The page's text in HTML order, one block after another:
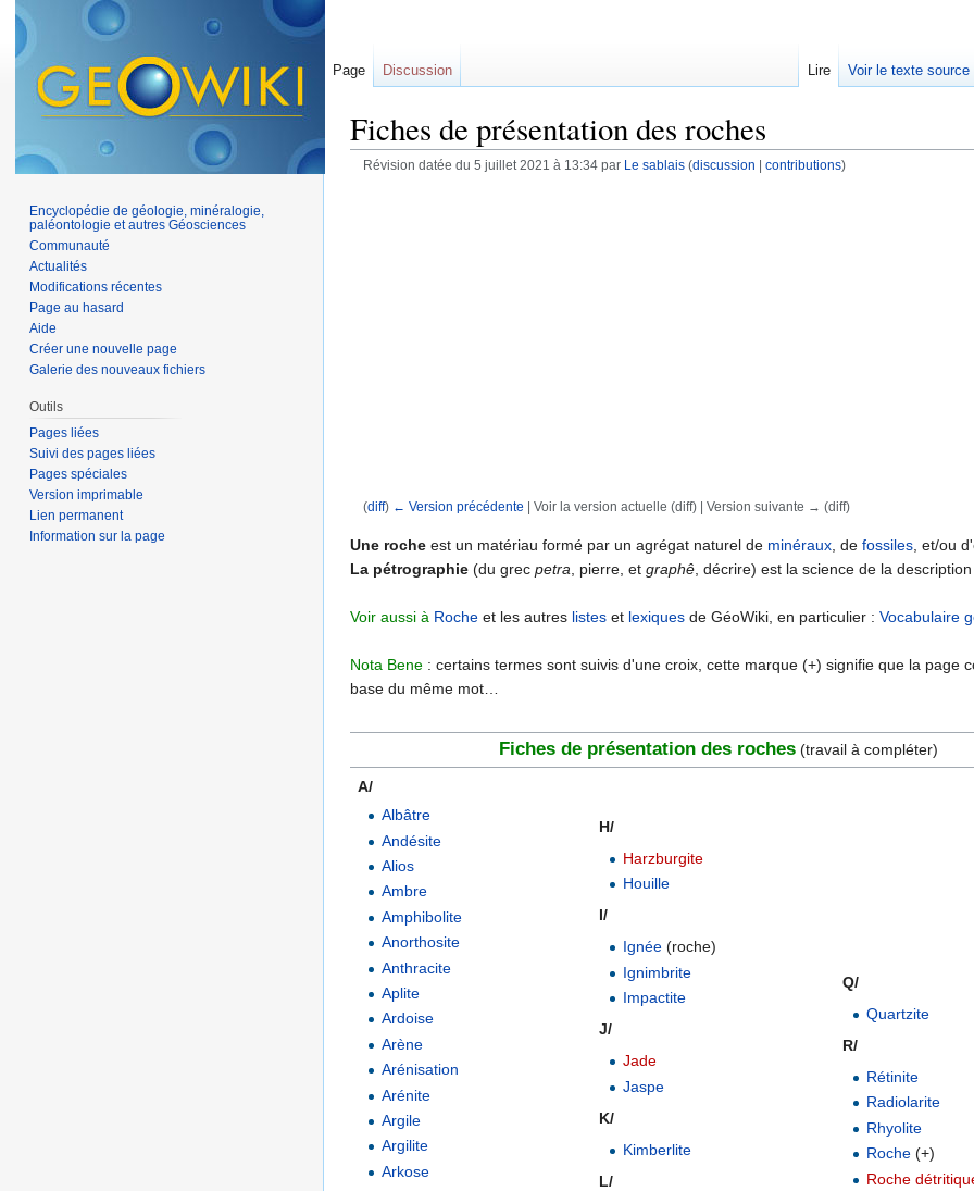
Fiches de présentation des roches
Révision datée du 5 juillet 2021 à 13:34 par Le sablais (discussion contributions)
(diff) ← Version précédente | Voir la version actuelle (diff) | Version suivante → (diff)
Une roche est un matériau formé par un agrégat naturel de minéraux , de fossiles , et/ou
La pétrographie (du grec petra , pierre, et graphê , décrire) est la science de la
Voir aussi à Roche et les autres listes et lexiques de GéoWiki, en particulier : Vocabulaire
Nota Bene : certains termes sont suivis d'une croix, cette marque (+) signifie que la page
base du même mot…
Fiches de présentation des roches (travail à compléter)
A/
Albâtre
Andésite
Alios
Ambre
Amphibolite
Anorthosite
Anthracite
Aplite
Ardoise
Arène
Arénisation
Arénite
Argile
Argilite
Arkose
H/
Harzburgite
Houille
I/
Ignée (roche)
Ignimbrite
Impactite
J/
Jade
Jaspe
K/
Kimberlite
L/
Q/
Quartzite
R/
Rétinite
Radiolarite
Rhyolite
Roche (+)
Roche
Page Discussion Lire Voir le texte source
Encyclopédie de géologie, minéralogie,
paléontologie et autres Géosciences
Communauté
Actualités
Modifications récentes
Page au hasard
Aide
Créer une nouvelle page
Galerie des nouveaux fichiers
Outils
Pages liées
Suivi des pages liées
Pages spéciales
Version imprimable
Lien permanent
Information sur la page